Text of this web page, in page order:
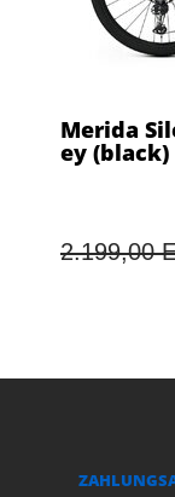
Merida
ey (black)
2.199,00